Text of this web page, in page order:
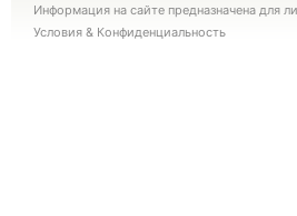
Информация на сайте предназначена для
Условия & Конфиденциальность